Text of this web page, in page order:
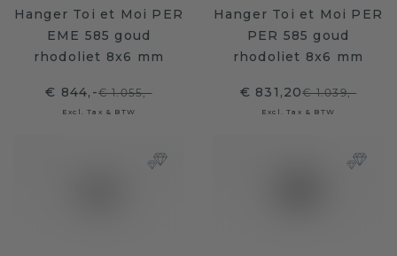
Hanger Toi et Moi PER
EME 585 goud
rhodoliet 8x6 mm
€ 844,-€ 1.055,-
Excl. Tax & BTW
Hanger Toi et Moi PER
PER 585 goud
rhodoliet 8x6 mm
€ 831,20€ 1.039,-
Excl. Tax & BTW